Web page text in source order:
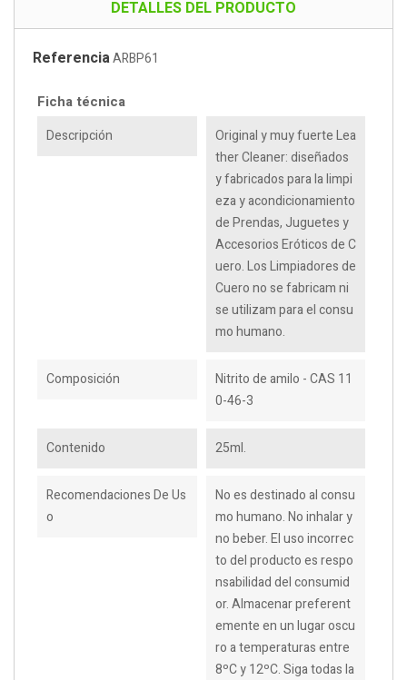
DETALLES DEL PRODUCTO
ReferenciaARBP61
Ficha técnica
Descripción
Original y muy fuerte Lea
ther Cleaner: diseñados
y fabricados para la limpi
eza y acondicionamiento
de Prendas, Juguetes y
Accesorios Eróticos de C
uero. Los Limpiadores de
Cuero no se fabricam ni
se utilizam para el consu
mo humano.
Composición
Nitrito de amilo - CAS 11
0-46-3
Contenido 25ml.
Recomendaciones De Us
O
No es destinado al consu
mo humano. No inhalar y
no beber. El uso incorrec
to del producto es respo
nsabilidad del consumid
or. Almacenar preferent
emente en un lugar oscu
ro a temperaturas entre
8ºC y 12ºC. Siga todas la